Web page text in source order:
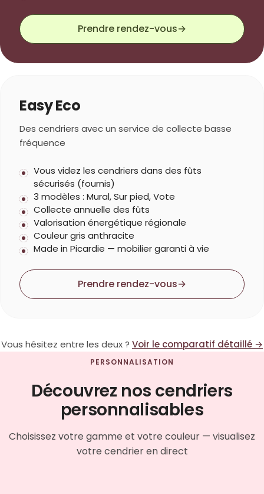
Prendre rendez-vous→
Easy Eco
Des cendriers avec un service de collecte basse
fréquence
Vous videz les cendriers dans des fûts
sécurisés (fournis)
3 modèles : Mural, Sur pied, Vote
Collecte annuelle des fûts
Valorisation énergétique régionale
Couleur gris anthracite
Made in Picardie — mobilier garanti à vie
Prendre rendez-vous→
Vous hésitez entre les deux ? Voir le comparatif détaillé →
PERSONNALISATION
Découvrez nos cendriers
personnalisables
Choisissez votre gamme et votre couleur — visualisez
votre cendrier en direct